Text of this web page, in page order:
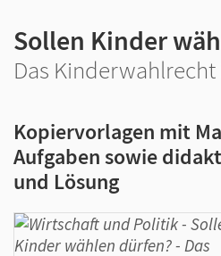
Sollen Kinder
Das
Kopiervorlagen mit
Aufgaben sowie
und Lösung